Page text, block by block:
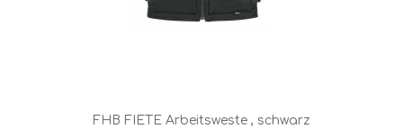
FHB FIETE Arbeitsweste , schwarz